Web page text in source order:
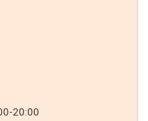
20:00